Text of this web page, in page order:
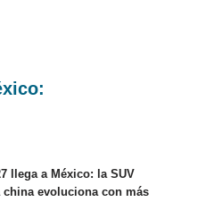
llega a México: la SUV
china evoluciona con más